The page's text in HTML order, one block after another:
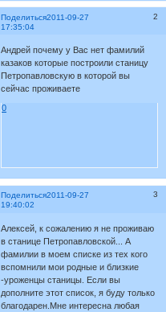
Поделиться 2
2011-09-27
17:35:04
Андрей почему у Вас нет фамилий
казаков которые построили станицу
Петропавловскую в которой вы
сейчас проживаете
0
Поделиться 3
2011-09-27
19:40:02
Алексей, к сожалению я не проживаю
в станице Петропавловской... А
фамилии в моем списке из тех кого
вспомнили мои родные и близкие
-уроженцы станицы. Если вы
дополните этот список, я буду только
благодарен.Мне интересна любая